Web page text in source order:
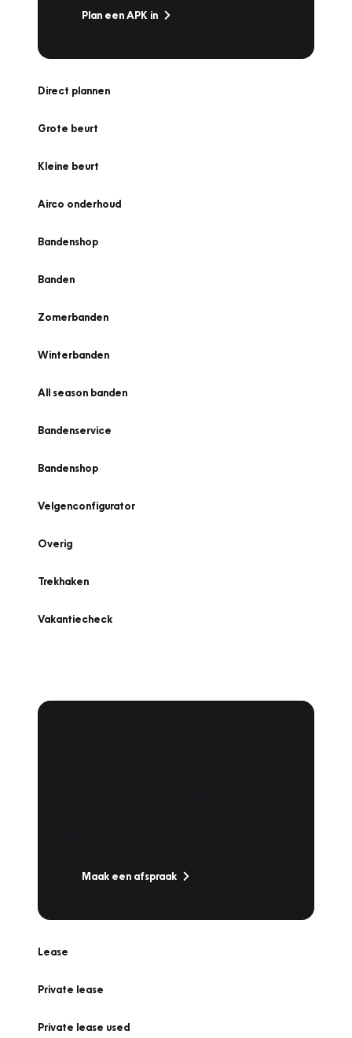
Plan een APK in
Direct plannen
Grote beurt
Kleine beurt
Airco onderhoud
Bandenshop
Banden
Zomerbanden
Winterbanden
All season banden
Bandenservice
Bandenshop
Velgenconfigurator
Overig
Trekhaken
Vakantiecheck
Maak een afspraak
Lease
Private lease
Private lease used